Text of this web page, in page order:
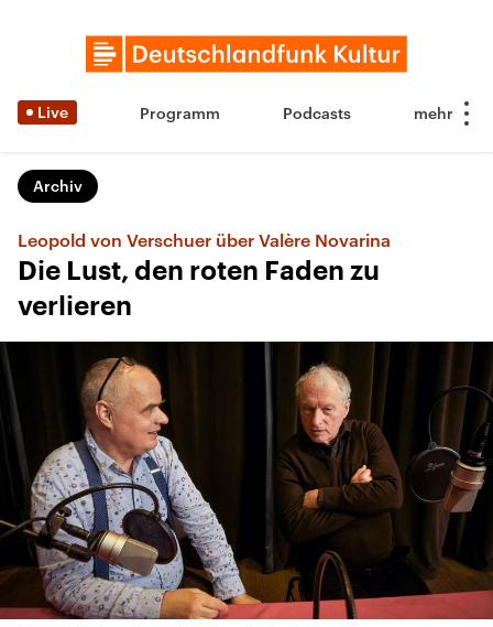
Live Programm Podcasts
Archiv
Leopold von Verschuer über Valère Novarina
Die Lust, den roten Faden zu
verlieren